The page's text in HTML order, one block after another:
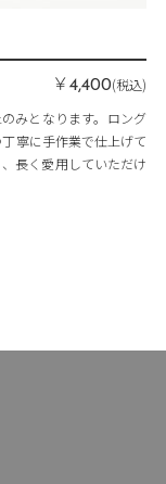
￥4,400(税込)
みとなります。ロング
寧に手作業で仕上げて
長く愛用していただけ